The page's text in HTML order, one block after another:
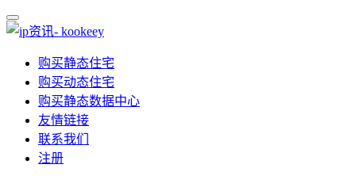
购买静态住宅
购买动态住宅
购买静态数据中心
友情链接
联系我们
注册